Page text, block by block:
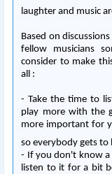
laughter and music
Based on
fellow musicians
consider to make
all :
- Take the time to
play more with the
more important for
so everybody gets to
- If you don't know
listen to it for a bit